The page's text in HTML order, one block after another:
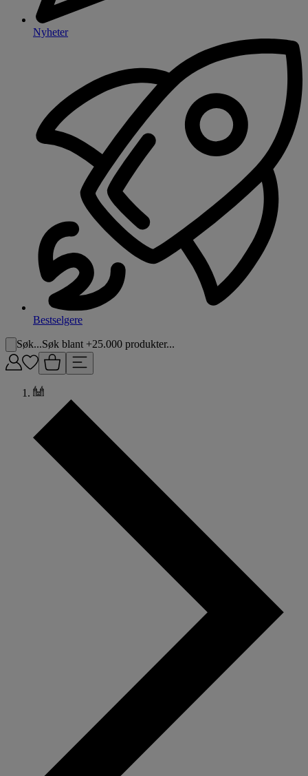
Nyheter
Bestselgere
Søk...Søk blant +25.000 produkter...